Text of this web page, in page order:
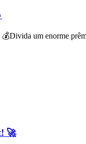
um enorme
🚀